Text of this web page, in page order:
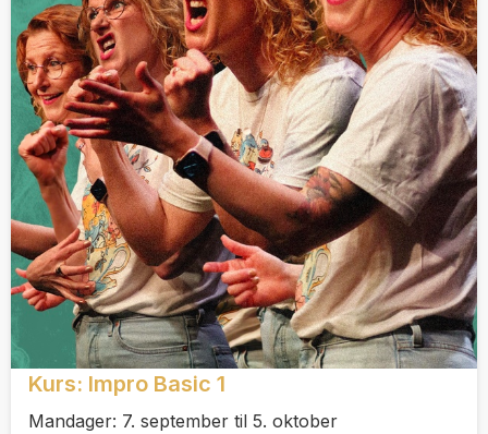
Kurs: Impro Basic 1
Mandager: 7. september til 5. oktober